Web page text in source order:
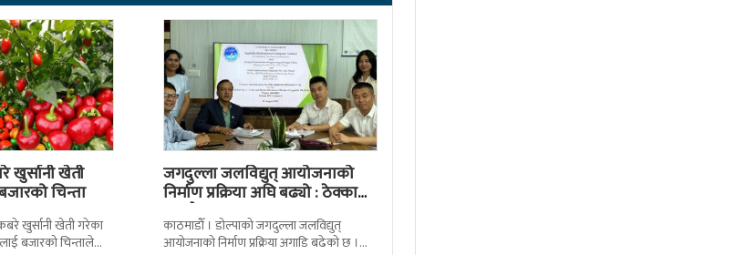
खेती
चिन्ता
खुर्सानी खेती गरेका
बजारको चिन्ताले
जगदुल्ला जलविद्युत् आयोजनाको
निर्माण प्रक्रिया अघि बढ्यो : ठेक्का
सम्झौतामा…
काठमाडाैँ । डोल्पाको जगदुल्ला जलविद्युत्
आयोजनाको निर्माण प्रक्रिया अगाडि बढेको छ ।